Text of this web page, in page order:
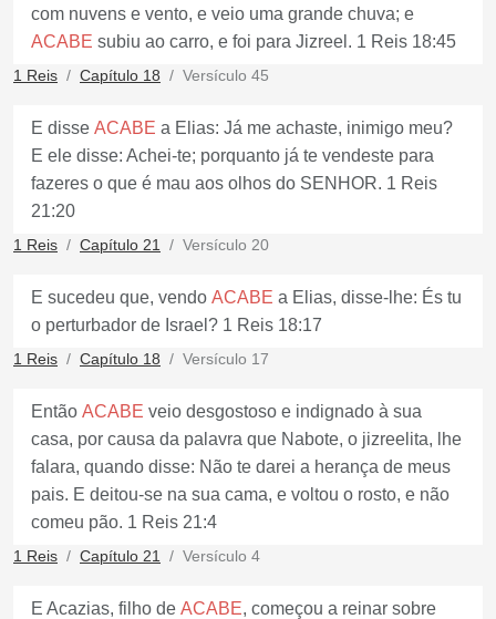
com nuvens e vento, e veio uma grande chuva; e
ACABE subiu ao carro, e foi para Jizreel. 1 Reis 18:45
1 Reis Capítulo 18 Versículo 45
E disse ACABE a Elias: Já me achaste, inimigo meu?
E ele disse: Achei-te; porquanto já te vendeste para
fazeres o que é mau aos olhos do SENHOR. 1 Reis
21:20
1 Reis Capítulo 21 Versículo 20
E sucedeu que, vendo ACABE a Elias, disse-lhe: És tu
o perturbador de Israel? 1 Reis 18:17
1 Reis Capítulo 18 Versículo 17
Então ACABE veio desgostoso e indignado à sua
casa, por causa da palavra que Nabote, o jizreelita, lhe
falara, quando disse: Não te darei a herança de meus
pais. E deitou-se na sua cama, e voltou o rosto, e não
comeu pão. 1 Reis 21:4
1 Reis Capítulo 21 Versículo 4
E Acazias, filho de ACABE, começou a reinar sobre